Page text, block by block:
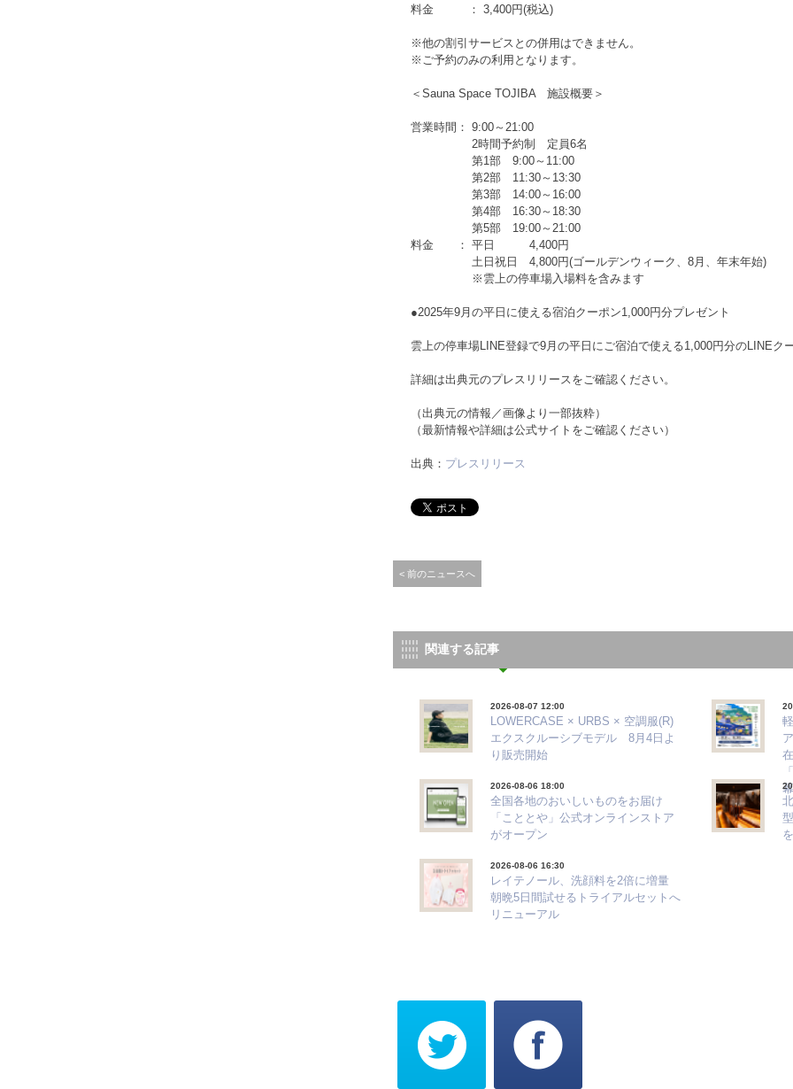
料金 ： 3,400円(税込)
※他の割引サービスとの併用はできません。
※ご予約のみの利用となります。
＜Sauna Space TOJIBA 施設概要＞
営業時間： 9:00～21:00
2時間予約制 定員6名
第1部 9:00～11:00
第2部 11:30～13:30
第3部 14:00～16:00
第4部 16:30～18:30
第5部 19:00～21:00
料金 ： 平日 4,400円
土日祝日 4,800円(ゴールデンウィーク、8月、年末年始)
※雲上の停車場入場料を含みます
●2025年9月の平日に使える宿泊クーポン1,000円分プレゼント
雲上の停車場LINE登録で9月の平日にご宿泊で使える1,000円分のLINEク
詳細は出典元のプレスリリースをご確認ください。
（出典元の情報／画像より一部抜粋）
（最新情報や詳細は公式サイトをご確認ください）
出典： プレスリリース
< 前のニュースへ
関連する記事
2026-08-07 12:00
LOWERCASE × URBS × 空調服(R)
エクスクルーシブモデル 8月4日よ
り販売開始
幕
2026-08-06 18:00
全国各地のおいしいものをお届け
「こととや」公式オンラインストア
がオープン
2026-08-06 16:30
レイテノール、洗顔料を2倍に増量
朝晩5日間試せるトライアルセットへ
リニューアル